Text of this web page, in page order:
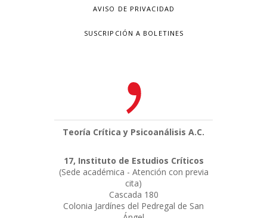
AVISO DE PRIVACIDAD
SUSCRIPCIÓN A BOLETINES
Teoría Crítica y Psicoanálisis A.C.
17, Instituto de Estudios Críticos
(Sede académica - Atención con previa
cita)
Cascada 180
Colonia Jardínes del Pedregal de San